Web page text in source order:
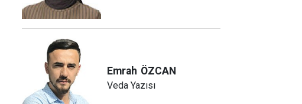
Emrah ÖZCAN
Veda Yazısı